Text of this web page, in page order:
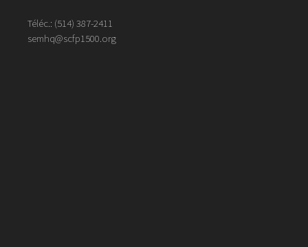
Téléc.: (514) 387-2411
semhq@scfp1500.org